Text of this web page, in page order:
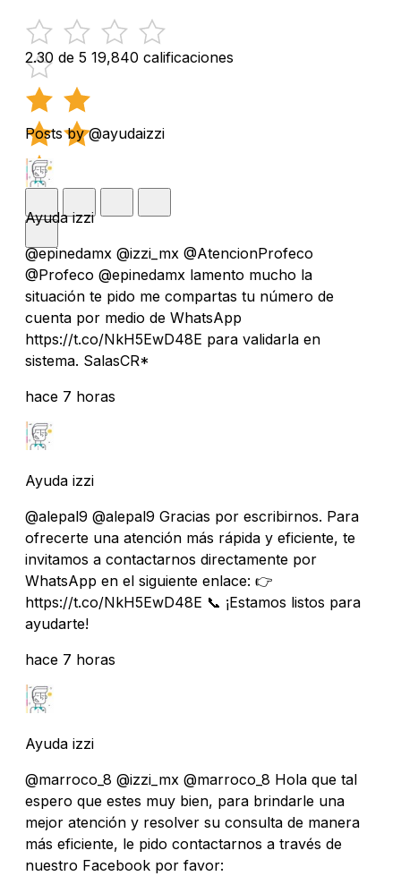
2.30 de 5 19,840 calificaciones
Posts by @ayudaizzi
Ayuda izzi
@epinedamx @izzi_mx @AtencionProfeco
@Profeco @epinedamx lamento mucho la
situación te pido me compartas tu número de
cuenta por medio de WhatsApp
https://t.co/NkH5EwD48E para validarla en
sistema. SalasCR*
hace 7 horas
Ayuda izzi
@alepal9 @alepal9 Gracias por escribirnos. Para
ofrecerte una atención más rápida y eficiente, te
invitamos a contactarnos directamente por
WhatsApp en el siguiente enlace: 👉
https://t.co/NkH5EwD48E 📞 ¡Estamos listos para
ayudarte!
hace 7 horas
Ayuda izzi
@marroco_8 @izzi_mx @marroco_8 Hola que tal
espero que estes muy bien, para brindarle una
mejor atención y resolver su consulta de manera
más eficiente, le pido contactarnos a través de
nuestro Facebook por favor: